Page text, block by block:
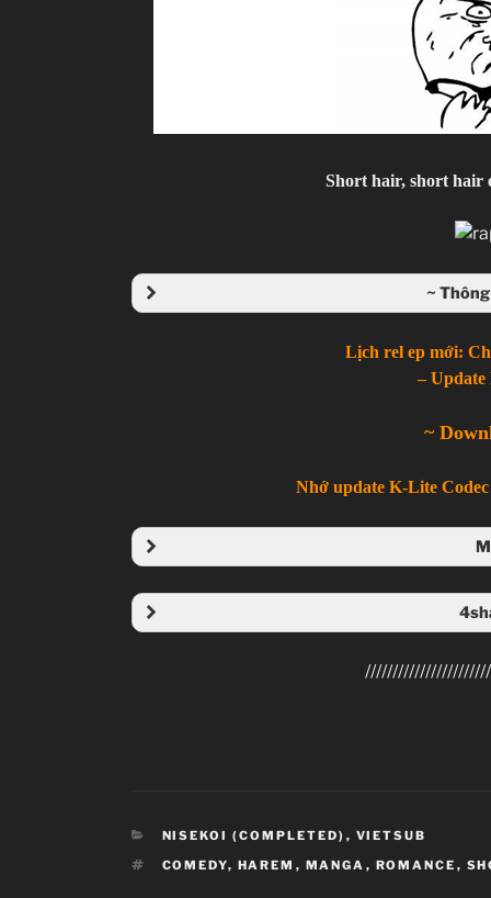
Short hair, short hair
~
Lịch rel ep mới:
– Update
~
Nhớ update K-Lite
CATEGORIES
NISEKOI (COMPLETED) , VIETSUB
TAGS
COMEDY, HAREM , MANGA , ROMANCE ,